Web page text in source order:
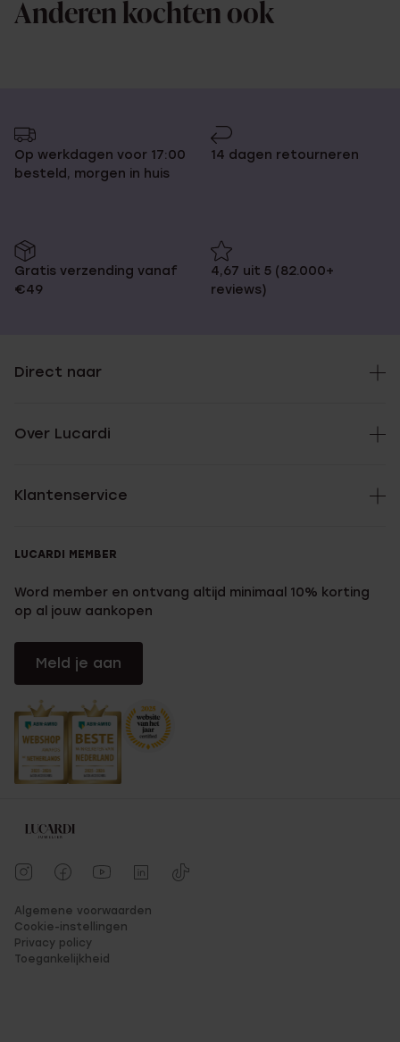
Anderen kochten ook
Op werkdagen voor 17:00
besteld, morgen in huis
14 dagen retourneren
Gratis verzending vanaf
€49
4,67 uit 5 (82.000+
reviews)
Direct naar
Over Lucardi
Klantenservice
LUCARDI MEMBER
Word member en ontvang altijd minimaal 10% korting
op al jouw aankopen
Meld je aan
Algemene voorwaarden
Cookie-instellingen
Privacy policy
Toegankelijkheid